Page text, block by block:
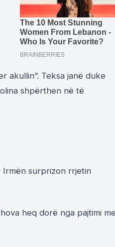
akullin”. Teksa janë duke
shpërthen në të
heq dorë nga pajtimi